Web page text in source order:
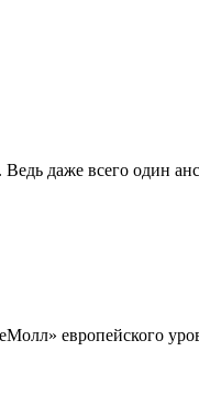
даже всего один
европейского